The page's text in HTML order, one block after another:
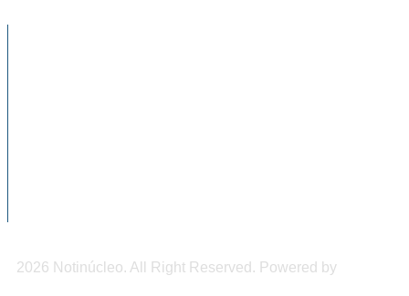
2026 Notinúcleo. All Right Reserved. Powered by